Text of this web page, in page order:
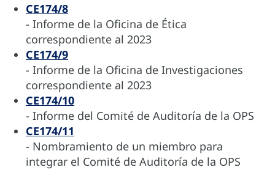
CE174/8
- Informe de la Oficina de Ética
correspondiente al 2023
CE174/9
- Informe de la Oficina de Investigaciones
correspondiente al 2023
CE174/10
- Informe del Comité de Auditoría de la OPS
CE174/11
- Nombramiento de un miembro para
integrar el Comité de Auditoría de la OPS